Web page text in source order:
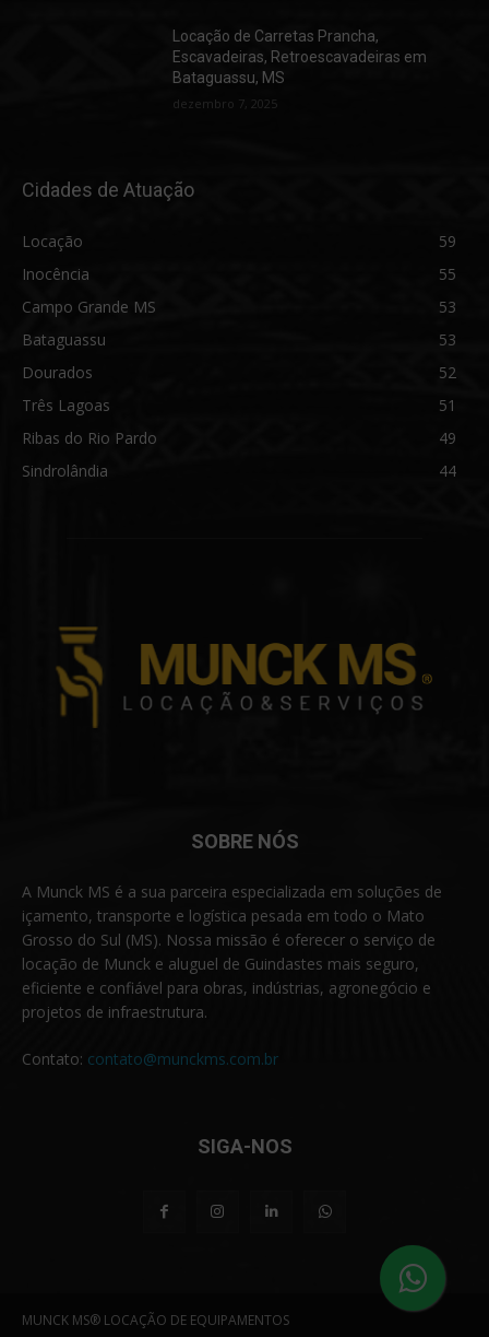
Locação de Carretas Prancha,
Escavadeiras, Retroescavadeiras em
Bataguassu, MS
dezembro 7, 2025
Cidades de Atuação
Locação
59
Inocência
55
Campo Grande MS
53
Bataguassu
53
Dourados
52
Três Lagoas
51
Ribas do Rio Pardo
49
Sindrolândia
44
SOBRE NÓS
A Munck MS é a sua parceira especializada em soluções de
içamento, transporte e logística pesada em todo o Mato
Grosso do Sul (MS). Nossa missão é oferecer o serviço de
locação de Munck e aluguel de Guindastes mais seguro,
eficiente e confiável para obras, indústrias, agronegócio e
projetos de infraestrutura.
Contato: contato@munckms.com.br
SIGA-NOS
MUNCK MS® LOCAÇÃO DE EQUIPAMENTOS